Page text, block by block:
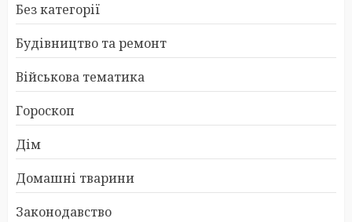
Без категорії
Будівництво та ремонт
Військова тематика
Гороскоп
Дім
Домашні тварини
Законодавство